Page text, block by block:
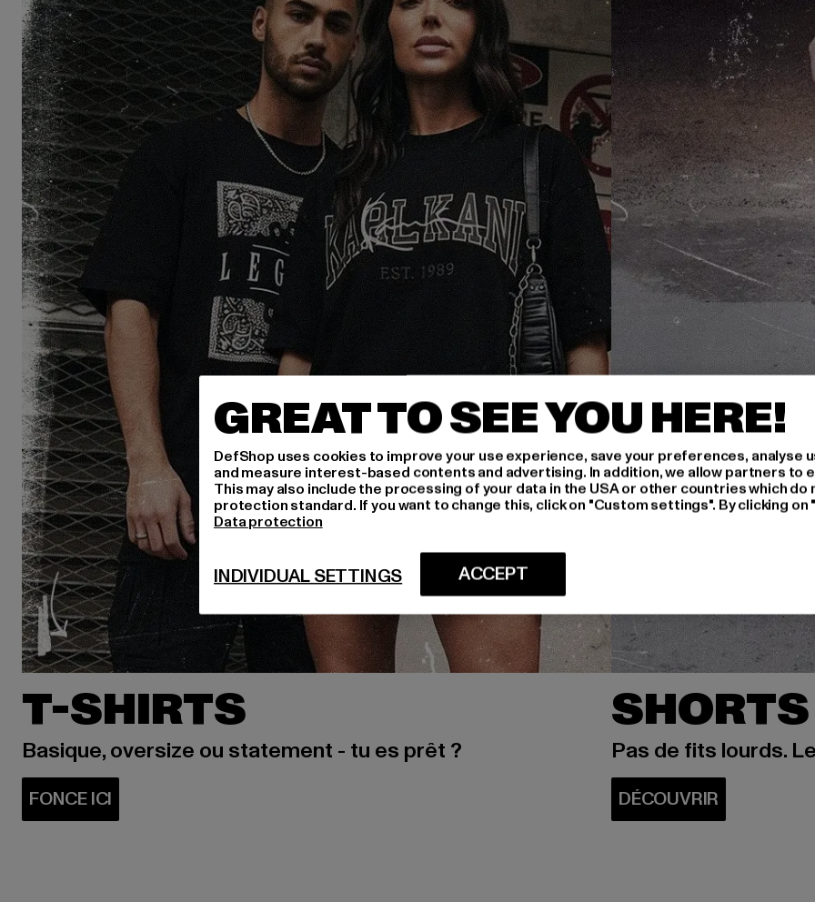
T-SHIRTS
Basique, oversize ou statement - tu es prêt ?
SHORTS
Pas de fits lourds.
GREAT TO SEE YOU HERE!
DefShop uses cookies to improve your use experience, save your preferences, analyse
and measure interest-based contents and advertising. In addition, we allow partners to
This may also include the processing of your data in the USA or other countries which do
protection standard. If you want to change this, click on "Custom settings". By clicking
Data protection
ACCEPT
INDIVIDUAL SETTINGS